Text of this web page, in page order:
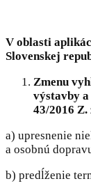
V oblasti
Slovenskej
Zmenu
výstavby a
43/2016 Z.
a) upresnenie
a osobnú
b) predĺženie